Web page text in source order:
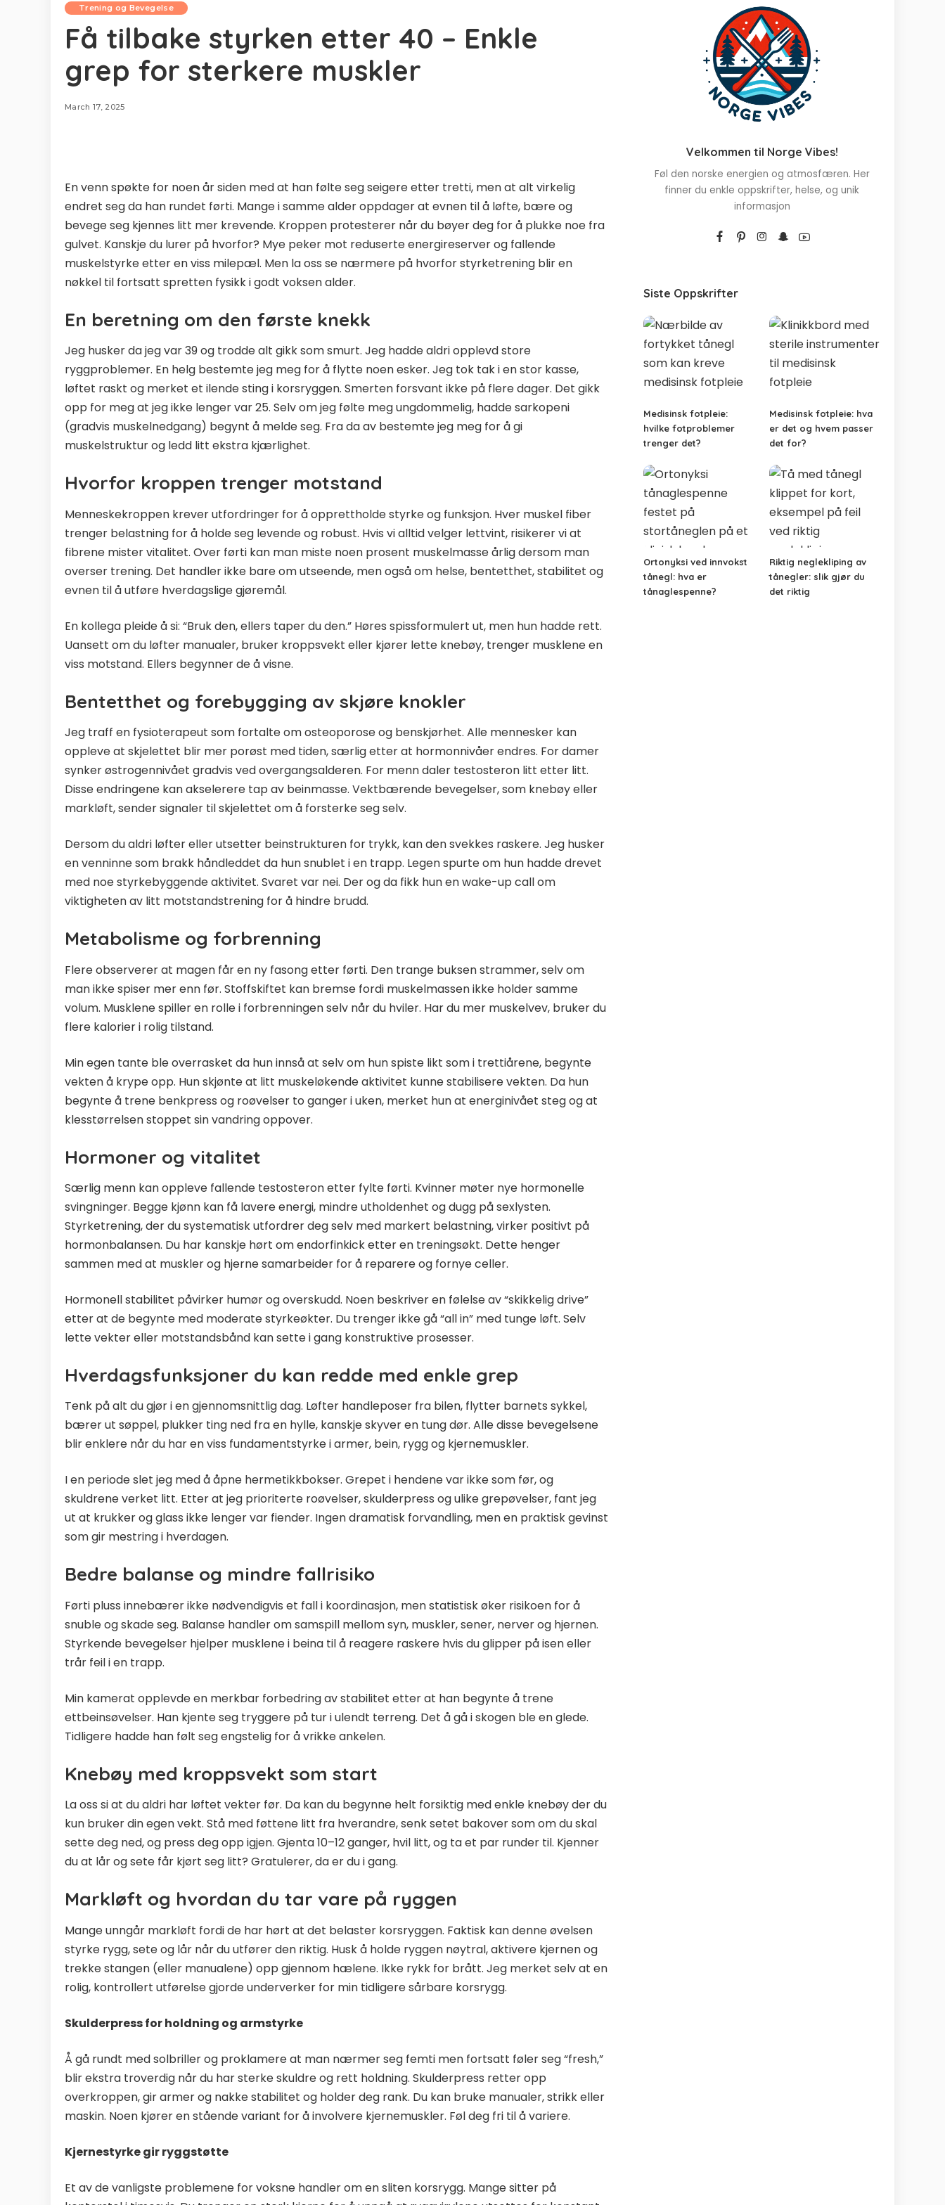
Trening og Bevegelse
Få tilbake styrken etter 40 – Enkle
grep for sterkere muskler
March 17, 2025
En venn spøkte for noen år siden med at han følte seg seigere etter tretti, men at alt virkelig
endret seg da han rundet førti. Mange i samme alder oppdager at evnen til å løfte, bære og
bevege seg kjennes litt mer krevende. Kroppen protesterer når du bøyer deg for å plukke noe fra
gulvet. Kanskje du lurer på hvorfor? Mye peker mot reduserte energireserver og fallende
muskelstyrke etter en viss milepæl. Men la oss se nærmere på hvorfor styrketrening blir en
nøkkel til fortsatt spretten fysikk i godt voksen alder.
En beretning om den første knekk
Jeg husker da jeg var 39 og trodde alt gikk som smurt. Jeg hadde aldri opplevd store
ryggproblemer. En helg bestemte jeg meg for å flytte noen esker. Jeg tok tak i en stor kasse,
løftet raskt og merket et ilende sting i korsryggen. Smerten forsvant ikke på flere dager. Det gikk
opp for meg at jeg ikke lenger var 25. Selv om jeg følte meg ungdommelig, hadde sarkopeni
(gradvis muskelnedgang) begynt å melde seg. Fra da av bestemte jeg meg for å gi
muskelstruktur og ledd litt ekstra kjærlighet.
Hvorfor kroppen trenger motstand
Menneskekroppen krever utfordringer for å opprettholde styrke og funksjon. Hver muskel fiber
trenger belastning for å holde seg levende og robust. Hvis vi alltid velger lettvint, risikerer vi at
fibrene mister vitalitet. Over førti kan man miste noen prosent muskelmasse årlig dersom man
overser trening. Det handler ikke bare om utseende, men også om helse, bentetthet, stabilitet og
evnen til å utføre hverdagslige gjøremål.
En kollega pleide å si: “Bruk den, ellers taper du den.” Høres spissformulert ut, men hun hadde rett.
Uansett om du løfter manualer, bruker kroppsvekt eller kjører lette knebøy, trenger musklene en
viss motstand. Ellers begynner de å visne.
Bentetthet og forebygging av skjøre knokler
Jeg traff en fysioterapeut som fortalte om osteoporose og benskjørhet. Alle mennesker kan
oppleve at skjelettet blir mer porøst med tiden, særlig etter at hormonnivåer endres. For damer
synker østrogennivået gradvis ved overgangsalderen. For menn daler testosteron litt etter litt.
Disse endringene kan akselerere tap av beinmasse. Vektbærende bevegelser, som knebøy eller
markløft, sender signaler til skjelettet om å forsterke seg selv.
Dersom du aldri løfter eller utsetter beinstrukturen for trykk, kan den svekkes raskere. Jeg husker
en venninne som brakk håndleddet da hun snublet i en trapp. Legen spurte om hun hadde drevet
med noe styrkebyggende aktivitet. Svaret var nei. Der og da fikk hun en wake-up call om
viktigheten av litt motstandstrening for å hindre brudd.
Metabolisme og forbrenning
Flere observerer at magen får en ny fasong etter førti. Den trange buksen strammer, selv om
man ikke spiser mer enn før. Stoffskiftet kan bremse fordi muskelmassen ikke holder samme
volum. Musklene spiller en rolle i forbrenningen selv når du hviler. Har du mer muskelvev, bruker du
flere kalorier i rolig tilstand.
Min egen tante ble overrasket da hun innså at selv om hun spiste likt som i trettiårene, begynte
vekten å krype opp. Hun skjønte at litt muskeløkende aktivitet kunne stabilisere vekten. Da hun
begynte å trene benkpress og roøvelser to ganger i uken, merket hun at energinivået steg og at
klesstørrelsen stoppet sin vandring oppover.
Hormoner og vitalitet
Særlig menn kan oppleve fallende testosteron etter fylte førti. Kvinner møter nye hormonelle
svingninger. Begge kjønn kan få lavere energi, mindre utholdenhet og dugg på sexlysten.
Styrketrening, der du systematisk utfordrer deg selv med markert belastning, virker positivt på
hormonbalansen. Du har kanskje hørt om endorfinkick etter en treningsøkt. Dette henger
sammen med at muskler og hjerne samarbeider for å reparere og fornye celler.
Hormonell stabilitet påvirker humør og overskudd. Noen beskriver en følelse av “skikkelig drive”
etter at de begynte med moderate styrkeøkter. Du trenger ikke gå “all in” med tunge løft. Selv
lette vekter eller motstandsbånd kan sette i gang konstruktive prosesser.
Hverdagsfunksjoner du kan redde med enkle grep
Tenk på alt du gjør i en gjennomsnittlig dag. Løfter handleposer fra bilen, flytter barnets sykkel,
bærer ut søppel, plukker ting ned fra en hylle, kanskje skyver en tung dør. Alle disse bevegelsene
blir enklere når du har en viss fundamentstyrke i armer, bein, rygg og kjernemuskler.
I en periode slet jeg med å åpne hermetikkbokser. Grepet i hendene var ikke som før, og
skuldrene verket litt. Etter at jeg prioriterte roøvelser, skulderpress og ulike grepøvelser, fant jeg
ut at krukker og glass ikke lenger var fiender. Ingen dramatisk forvandling, men en praktisk gevinst
som gir mestring i hverdagen.
Bedre balanse og mindre fallrisiko
Førti pluss innebærer ikke nødvendigvis et fall i koordinasjon, men statistisk øker risikoen for å
snuble og skade seg. Balanse handler om samspill mellom syn, muskler, sener, nerver og hjernen.
Styrkende bevegelser hjelper musklene i beina til å reagere raskere hvis du glipper på isen eller
trår feil i en trapp.
Min kamerat opplevde en merkbar forbedring av stabilitet etter at han begynte å trene
ettbeinsøvelser. Han kjente seg tryggere på tur i ulendt terreng. Det å gå i skogen ble en glede.
Tidligere hadde han følt seg engstelig for å vrikke ankelen.
Knebøy med kroppsvekt som start
La oss si at du aldri har løftet vekter før. Da kan du begynne helt forsiktig med enkle knebøy der du
kun bruker din egen vekt. Stå med føttene litt fra hverandre, senk setet bakover som om du skal
sette deg ned, og press deg opp igjen. Gjenta 10–12 ganger, hvil litt, og ta et par runder til. Kjenner
du at lår og sete får kjørt seg litt? Gratulerer, da er du i gang.
Markløft og hvordan du tar vare på ryggen
Mange unngår markløft fordi de har hørt at det belaster korsryggen. Faktisk kan denne øvelsen
styrke rygg, sete og lår når du utfører den riktig. Husk å holde ryggen nøytral, aktivere kjernen og
trekke stangen (eller manualene) opp gjennom hælene. Ikke rykk for brått. Jeg merket selv at en
rolig, kontrollert utførelse gjorde underverker for min tidligere sårbare korsrygg.
Skulderpress for holdning og armstyrke
Å gå rundt med solbriller og proklamere at man nærmer seg femti men fortsatt føler seg “fresh,”
blir ekstra troverdig når du har sterke skuldre og rett holdning. Skulderpress retter opp
overkroppen, gir armer og nakke stabilitet og holder deg rank. Du kan bruke manualer, strikk eller
maskin. Noen kjører en stående variant for å involvere kjernemuskler. Føl deg fri til å variere.
Kjernestyrke gir ryggstøtte
Et av de vanligste problemene for voksne handler om en sliten korsrygg. Mange sitter på
Velkommen til Norge Vibes!
Føl den norske energien og atmosfæren. Her
finner du enkle oppskrifter, helse, og unik
informasjon
Siste Oppskrifter
Medisinsk fotpleie:
hvilke fotproblemer
trenger det?
Medisinsk fotpleie: hva
er det og hvem passer
det for?
Ortonyksi ved innvokst
tånegl: hva er
tånaglespenne?
Riktig neglekliping av
tånegler: slik gjør du
det riktig